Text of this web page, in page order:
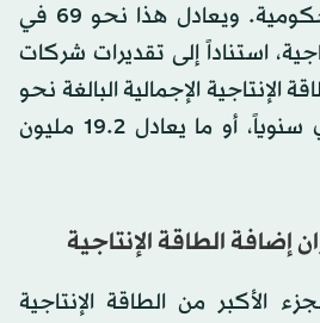
2022، وفقاً لبيانات حكومية. ويعادل هذا نحو 69 في
استناداً إلى تقديرات شركات
الإنتاجية الإجمالية البالغة نحو
960 مليون طن متري سنوياً، أو ما يعادل 19.2 مليون
إضافة الطاقة الإنتاجية
الأكبر من الطاقة الإنتاجية